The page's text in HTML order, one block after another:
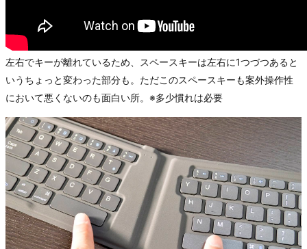
左右でキーが離れているため、スペースキーは左右に1つづつあると
いうちょっと変わった部分も。ただこのスペースキーも案外操作性
において悪くないのも面白い所。※多少慣れは必要